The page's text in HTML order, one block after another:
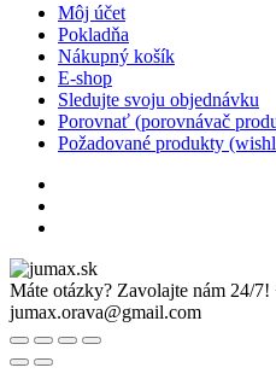
Môj účet
Pokladňa
Nákupný košík
E-shop
Sledujte svoju objednávku
Porovnať (porovnávač
Požadované produkty
Máte otázky? Zavolajte nám 24/7!
jumax.orava@gmail.com